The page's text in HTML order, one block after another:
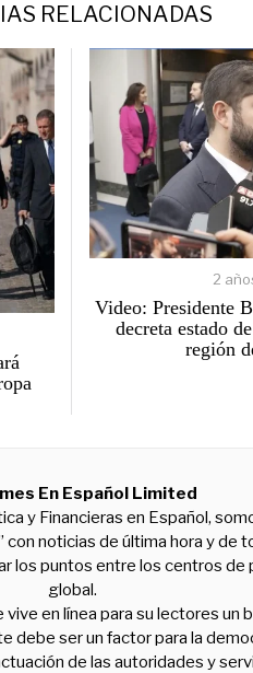
RELACIONADAS
2
Video: Presidente
decreta estado
región
En Español Limited
y Financieras en Español,
con noticias de última hora y de
los puntos entre los centros de
global.
en línea para su lectores un
debe ser un factor para la
de las autoridades y